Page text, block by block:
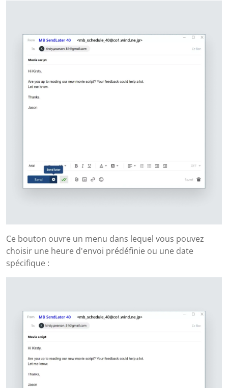
Ce bouton ouvre un menu dans lequel vous pouvez
choisir une heure d'envoi prédéfinie ou une date
spécifique :